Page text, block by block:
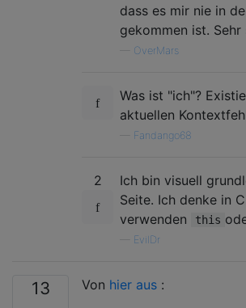
dass es mir nie in
gekommen ist. Sehr
OverMars
Was ist "ich"?
aktuellen
Fandango68
2
Ich bin visuell
Seite. Ich denke in
verwenden
this
EvilDr
13 Von hier aus :